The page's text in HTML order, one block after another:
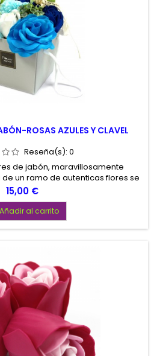
ROSAS AZULES Y CLAVEL
Reseña(s): 0
de jabón, maravillosamente
un ramo de autenticas flores se
para cualquier ocasión.
Precio
15,00 €
Añadir al carrito